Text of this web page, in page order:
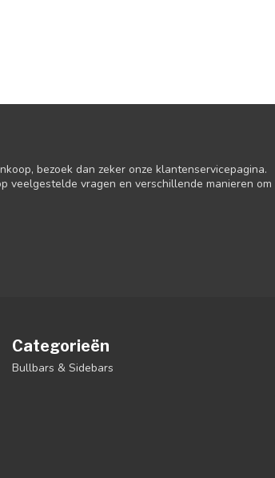
bezoek dan zeker onze klantenservicepagina.
veelgestelde vragen en verschillende manieren om
Categorieën
Bullbars & Sidebars